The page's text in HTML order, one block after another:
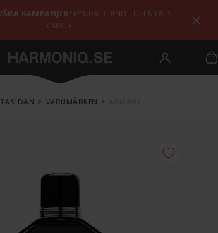
KAMPANJER! FYNDA BLAND TUSENTALS
VAROR!
> VARUMÄRKEN >